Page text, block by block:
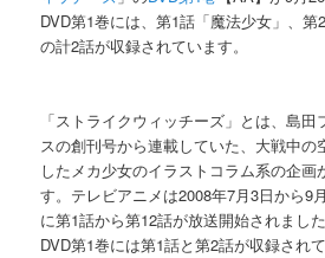
DVD第1巻には、第1話「魔法少女」、第
の計2話が収録されています。
「ストライクウィッチーズ」とは、島
スの創刊号から連載していた、大戦中の
したメカ少女のイラストコラム系の企画
す。テレビアニメは2008年7月3日から9
に第1話から第12話が放送開始されまし
DVD第1巻には第1話と第2話が収録されて